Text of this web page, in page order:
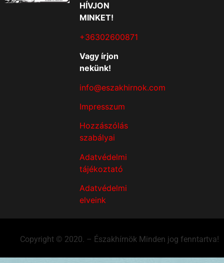
HÍVJON
MINKET!
+36302600871
Vagy írjon
nekünk!
info@eszakhirnok.com
Impresszum
Hozzászólás
szabályai
Adatvédelmi
tájékoztató
Adatvédelmi
elveink
Copyright © 2020. – Északhírnök Minden jog fenntartva!